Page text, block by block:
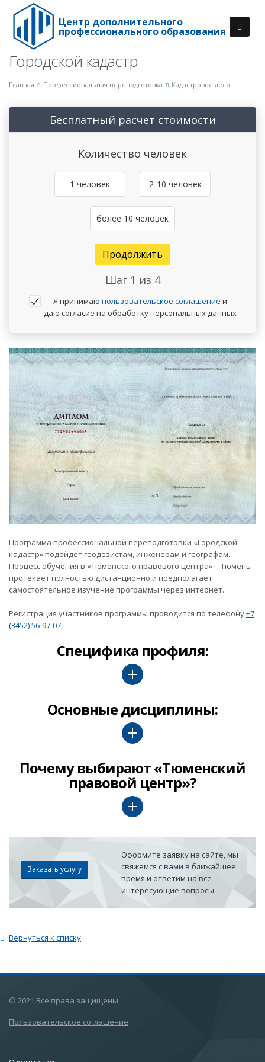
Центр дополнительного
профессионального образования
Городской кадастр
Главная Профессиональная переподготовка Кадастровое дело
Бесплатный расчет стоимости
Количество человек
1 человек 2-10 человек
более 10 человек
Продолжить
Шаг 1 из 4
Я принимаю пользовательское соглашение и
даю согласие на обработку персональных данных
Программа профессиональной переподготовки «Городской
кадастр» подойдет геодезистам, инженерам и географам.
Процесс обучения в «Тюменского правового центра» г. Тюмень
протекает полностью дистанционно и предполагает
самостоятельное изучение программы через интернет.
Регистрация участников программы проводится по телефону+7
(3452) 56-97-07.
Специфика профиля:
Основные дисциплины:
Почему выбирают «Тюменский
правовой центр»?
Заказать услугу
Оформите заявку на сайте, мы
свяжемся с вами в ближайшее
время и ответим на все
интересующие вопросы.
Вернуться к списку
© 2021 Все права защищены
Пользовательское соглашение